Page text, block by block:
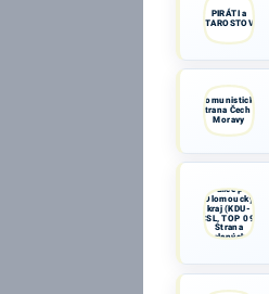
PIRÁTI a
STAROSTOVÉ
Komunistická
strana Čech a
Moravy
Koalice pro
Olomoucký
kraj (KDU-
ČSL, TOP 09,
Strana
zelených,